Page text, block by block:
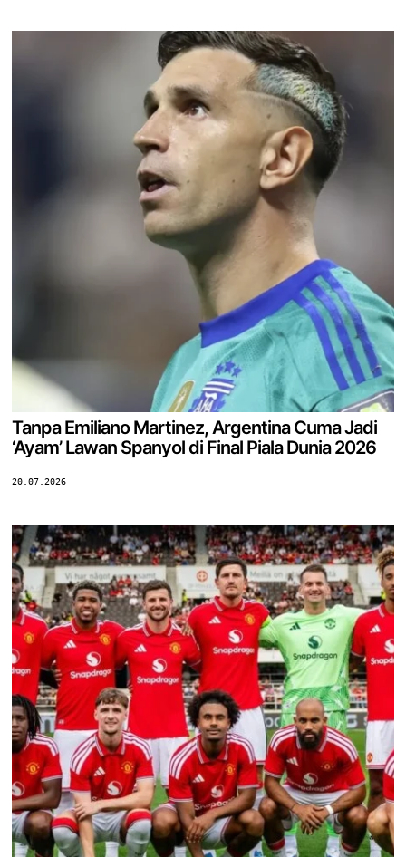
Tanpa Emiliano Martinez, Argentina Cuma Jadi
‘Ayam’ Lawan Spanyol di Final Piala Dunia 2026
20.07.2026